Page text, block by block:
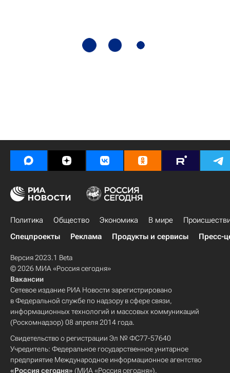
Политика Общество Экономика В мире
Спецпроекты
Реклама Продукты и сервисы Пресс-
Версия 2023.1 Beta
© 2026 МИА «Россия сегодня»
Вакансии
Сетевое издание РИА Новости зарегистрировано
в Федеральной службе по надзору в сфере связи,
информационных технологий и массовых коммуникаций
(Роскомнадзор) 08 апреля 2014 года.
Свидетельство о регистрации Эл № ФС77-57640
Учредитель: Федеральное государственное унитарное
предприятие Международное информационное агентство
«Россия сегодня» (МИА «Россия сегодня»).